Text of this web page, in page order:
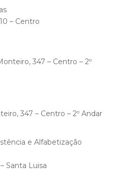
– Centro
347 – Centro – 2º
347 – Centro – 2º Andar
e Alfabetização
Santa Luisa